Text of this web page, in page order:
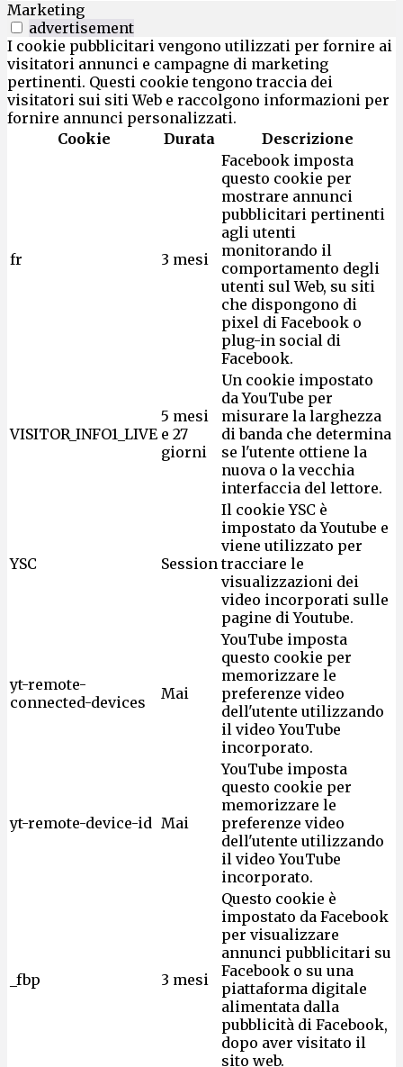
Marketing
advertisement
I cookie pubblicitari vengono utilizzati per fornire ai
visitatori annunci e campagne di marketing
pertinenti. Questi cookie tengono traccia dei
visitatori sui siti Web e raccolgono informazioni per
fornire annunci personalizzati.
Cookie
Durata Descrizione
fr 3 mesi
Facebook imposta
questo cookie per
mostrare annunci
pubblicitari pertinenti
agli utenti
monitorando il
comportamento degli
utenti sul Web, su siti
che dispongono di
pixel di Facebook o
plug-in social di
Facebook.
VISITOR_INFO1_LIVE
5 mesi
e 27
giorni
Un cookie impostato
da YouTube per
misurare la larghezza
di banda che determina
se l'utente ottiene la
nuova o la vecchia
interfaccia del lettore.
YSC Session
Il cookie YSC è
impostato da Youtube e
viene utilizzato per
tracciare le
visualizzazioni dei
video incorporati sulle
pagine di Youtube.
yt-remote-
connected-devices
Mai
YouTube imposta
questo cookie per
memorizzare le
preferenze video
dell'utente utilizzando
il video YouTube
incorporato.
yt-remote-device-id Mai
YouTube imposta
questo cookie per
memorizzare le
preferenze video
dell'utente utilizzando
il video YouTube
incorporato.
_fbp 3 mesi
Questo cookie è
impostato da Facebook
per visualizzare
annunci pubblicitari su
Facebook o su una
piattaforma digitale
alimentata dalla
pubblicità di Facebook,
dopo aver visitato il
sito web.